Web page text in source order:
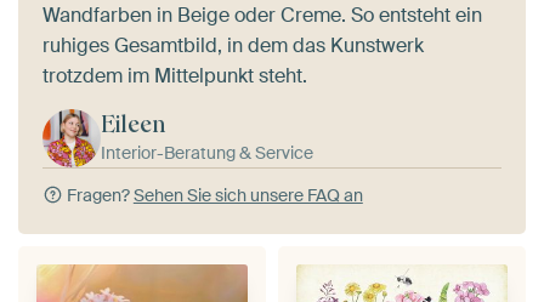
Wandfarben in Beige oder Creme. So entsteht ein
ruhiges Gesamtbild, in dem das Kunstwerk
trotzdem im Mittelpunkt steht.
Eileen
Interior-Beratung & Service
Fragen?Sehen Sie sich unsere FAQ an